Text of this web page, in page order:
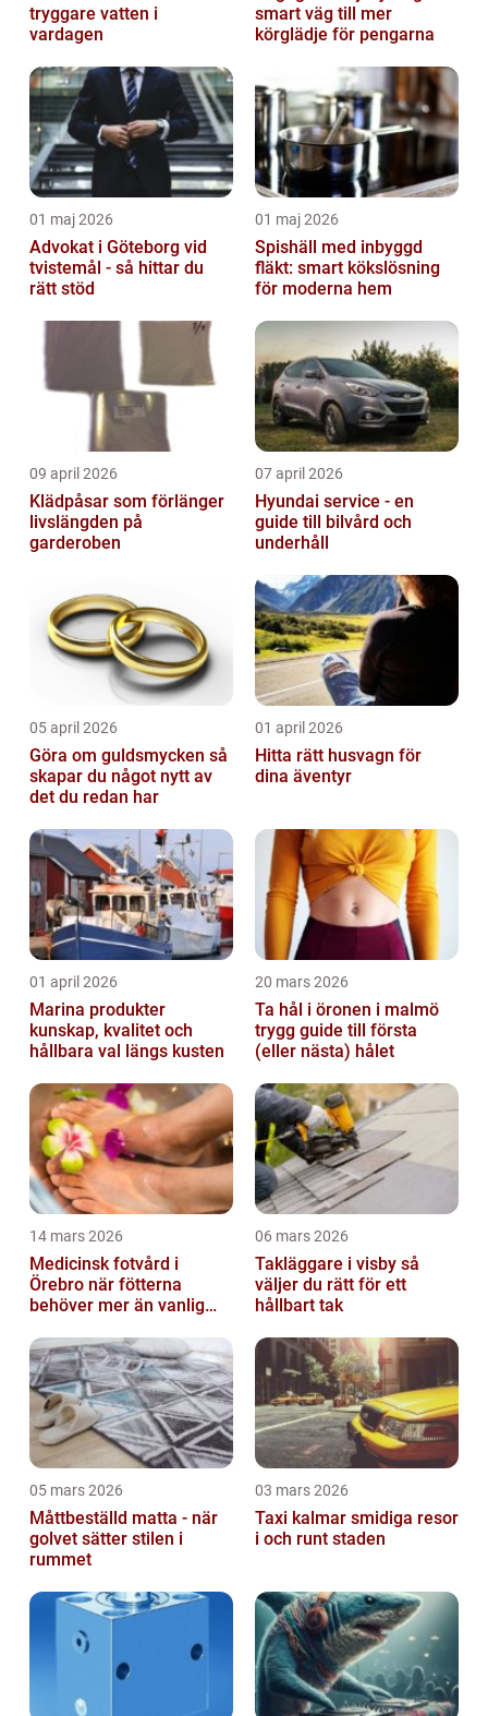
tryggare vatten i
vardagen
smart väg till mer
körglädje för pengarna
01 maj 2026
Advokat i Göteborg vid
tvistemål - så hittar du
rätt stöd
01 maj 2026
Spishäll med inbyggd
fläkt: smart kökslösning
för moderna hem
09 april 2026
Klädpåsar som förlänger
livslängden på
garderoben
07 april 2026
Hyundai service - en
guide till bilvård och
underhåll
05 april 2026
Göra om guldsmycken så
skapar du något nytt av
det du redan har
01 april 2026
Hitta rätt husvagn för
dina äventyr
01 april 2026
Marina produkter
kunskap, kvalitet och
hållbara val längs kusten
20 mars 2026
Ta hål i öronen i malmö
trygg guide till första
(eller nästa) hålet
14 mars 2026
Medicinsk fotvård i
Örebro när fötterna
behöver mer än vanlig
06 mars 2026
Takläggare i visby så
väljer du rätt för ett
hållbart tak
05 mars 2026
Måttbeställd matta - när
golvet sätter stilen i
rummet
03 mars 2026
Taxi kalmar smidiga resor
i och runt staden